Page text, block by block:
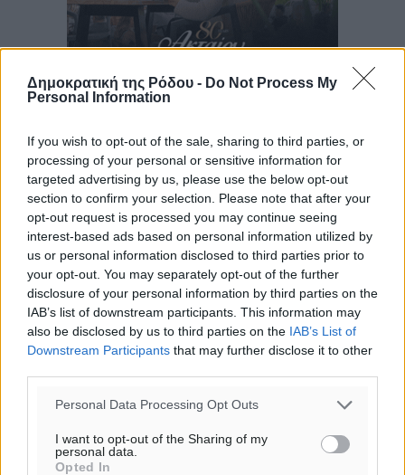
Δημοκρατική της Ρόδου - Do Not Process My
Personal Information
If you wish to opt-out of the sale, sharing to third parties, or
processing of your personal or sensitive information for
targeted advertising by us, please use the below opt-out
section to confirm your selection. Please note that after your
opt-out request is processed you may continue seeing
interest-based ads based on personal information utilized by
us or personal information disclosed to third parties prior to
your opt-out. You may separately opt-out of the further
disclosure of your personal information by third parties on the
IAB’s list of downstream participants. This information may
also be disclosed by us to third parties on the IAB’s List of
Downstream Participants that may further disclose it to other
Personal Data Processing Opt Outs
I want to opt-out of the Sharing of my
personal data.
Opted In
Ροή ειδήσεων
πριν 26 λεπτά
Τουρνάς για φωτιές: «Κανένα περιθώριο